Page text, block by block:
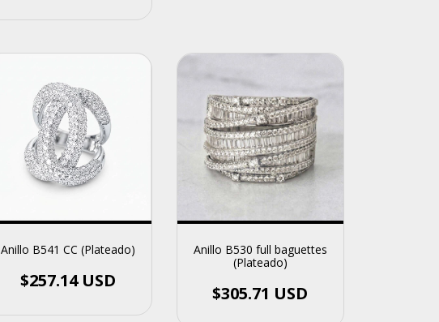
Anillo B541 CC (Plateado)
$257.14 USD
Anillo B530 full baguettes
(Plateado)
$305.71 USD